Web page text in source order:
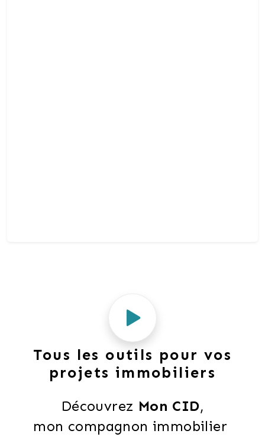
Tous les outils pour vos
projets immobiliers
Découvrez Mon CID,
mon compagnon immobilier